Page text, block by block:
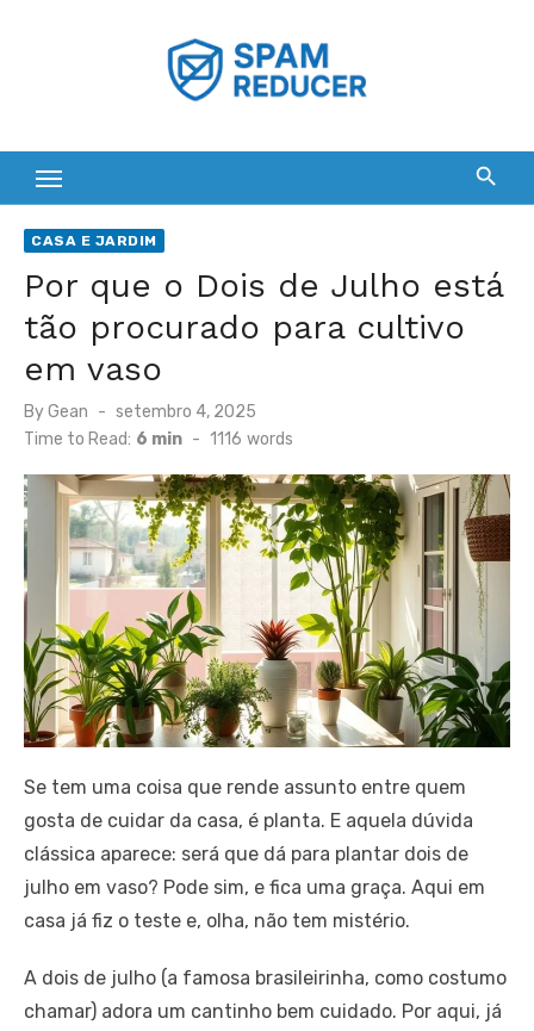
CASA E JARDIM
Por que o Dois de Julho está
tão procurado para cultivo
em vaso
ByGean
Posted
on
setembro 4, 2025
Time to Read: 6 min - 1116 words
Se tem uma coisa que rende assunto entre quem
gosta de cuidar da casa, é planta. E aquela dúvida
clássica aparece: será que dá para plantar dois de
julho em vaso? Pode sim, e fica uma graça. Aqui em
casa já fiz o teste e, olha, não tem mistério.
A dois de julho (a famosa brasileirinha, como costumo
chamar) adora um cantinho bem cuidado. Por aqui, já